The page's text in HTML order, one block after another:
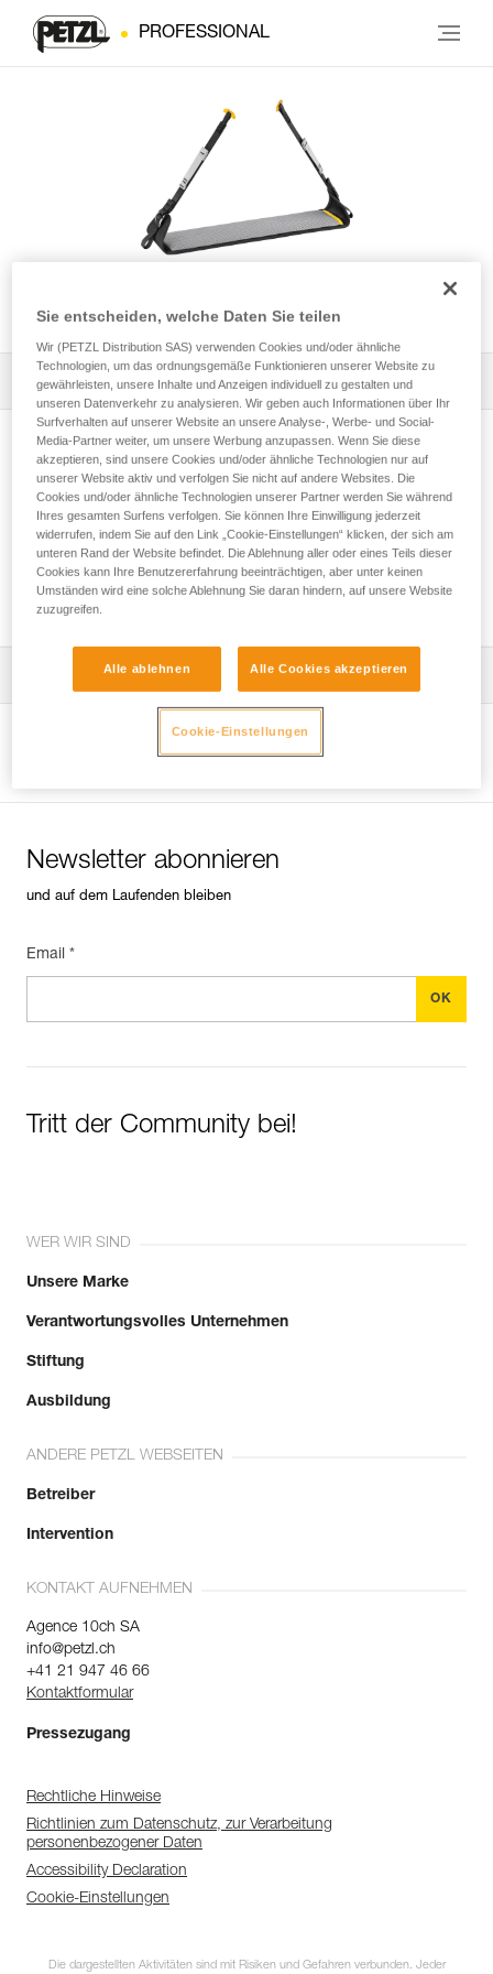
PROFESSIONAL
LITEPOD
Alle technischen Anwendungen 1 Filter
Welcher Gurt ist für welchen
Verwendungszweck geeignet?
Die Gebrauchsanleitung herunterladen
Technical Notice
Newsletter abonnieren
und auf dem Laufenden bleiben
Email *
Tritt der Community bei!
WER WIR SIND
Unsere Marke
Verantwortungsvolles Unternehmen
Stiftung
Ausbildung
ANDERE PETZL WEBSEITEN
Betreiber
Intervention
KONTAKT AUFNEHMEN
Agence 10ch SA
info@petzl.ch
+41 21 947 46 66
Kontaktformular
Pressezugang
Rechtliche Hinweise
Richtlinien zum Datenschutz, zur Verarbeitung
personenbezogener Daten
Accessibility Declaration
Cookie-Einstellungen
Die dargestellten Aktivitäten sind mit Risiken und Gefahren verbunden. Jeder
Sie entscheiden, welche Daten Sie teilen
Wir (PETZL Distribution SAS) verwenden Cookies und/oder ähnliche
Technologien, um das ordnungsgemäße Funktionieren unserer Website zu
gewährleisten, unsere Inhalte und Anzeigen individuell zu gestalten und
unseren Datenverkehr zu analysieren. Wir geben auch Informationen über Ihr
Surfverhalten auf unserer Website an unsere Analyse-, Werbe- und Social-
Media-Partner weiter, um unsere Werbung anzupassen. Wenn Sie diese
akzeptieren, sind unsere Cookies und/oder ähnliche Technologien nur auf
unserer Website aktiv und verfolgen Sie nicht auf andere Websites. Die
Cookies und/oder ähnliche Technologien unserer Partner werden Sie während
Ihres gesamten Surfens verfolgen. Sie können Ihre Einwilligung jederzeit
widerrufen, indem Sie auf den Link „Cookie-Einstellungen“ klicken, der sich am
unteren Rand der Website befindet. Die Ablehnung aller oder eines Teils dieser
Cookies kann Ihre Benutzererfahrung beeinträchtigen, aber unter keinen
Umständen wird eine solche Ablehnung Sie daran hindern, auf unsere Website
zuzugreifen.
Alle ablehnen Alle Cookies akzeptieren
Cookie-Einstellungen